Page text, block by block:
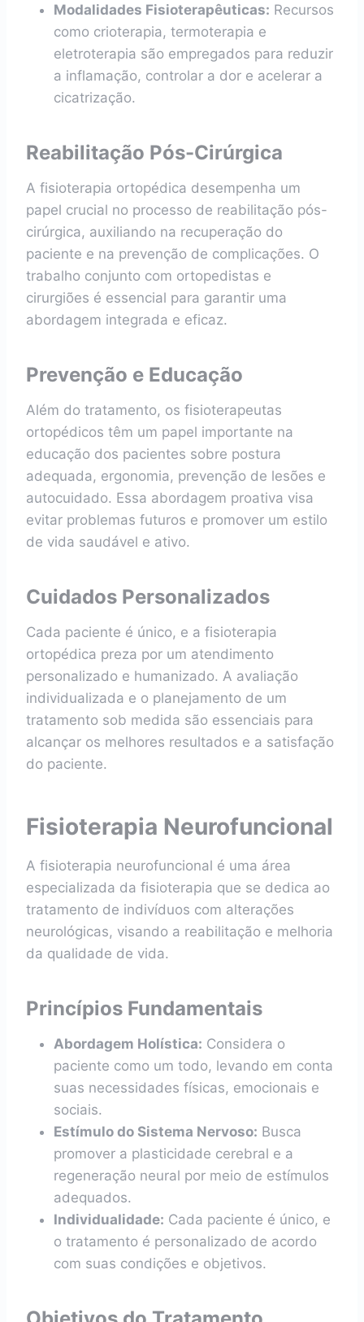
Modalidades Fisioterapêuticas: Recursos
como crioterapia, termoterapia e
eletroterapia são empregados para reduzir
a inflamação, controlar a dor e acelerar a
cicatrização.
Reabilitação Pós-Cirúrgica
A fisioterapia ortopédica desempenha um
papel crucial no processo de reabilitação pós-
cirúrgica, auxiliando na recuperação do
paciente e na prevenção de complicações. O
trabalho conjunto com ortopedistas e
cirurgiões é essencial para garantir uma
abordagem integrada e eficaz.
Prevenção e Educação
Além do tratamento, os fisioterapeutas
ortopédicos têm um papel importante na
educação dos pacientes sobre postura
adequada, ergonomia, prevenção de lesões e
autocuidado. Essa abordagem proativa visa
evitar problemas futuros e promover um estilo
de vida saudável e ativo.
Cuidados Personalizados
Cada paciente é único, e a fisioterapia
ortopédica preza por um atendimento
personalizado e humanizado. A avaliação
individualizada e o planejamento de um
tratamento sob medida são essenciais para
alcançar os melhores resultados e a satisfação
do paciente.
Fisioterapia Neurofuncional
A fisioterapia neurofuncional é uma área
especializada da fisioterapia que se dedica ao
tratamento de indivíduos com alterações
neurológicas, visando a reabilitação e melhoria
da qualidade de vida.
Princípios Fundamentais
Abordagem Holística: Considera o
paciente como um todo, levando em conta
suas necessidades físicas, emocionais e
sociais.
Estímulo do Sistema Nervoso: Busca
promover a plasticidade cerebral e a
regeneração neural por meio de estímulos
adequados.
Individualidade: Cada paciente é único, e
o tratamento é personalizado de acordo
com suas condições e objetivos.